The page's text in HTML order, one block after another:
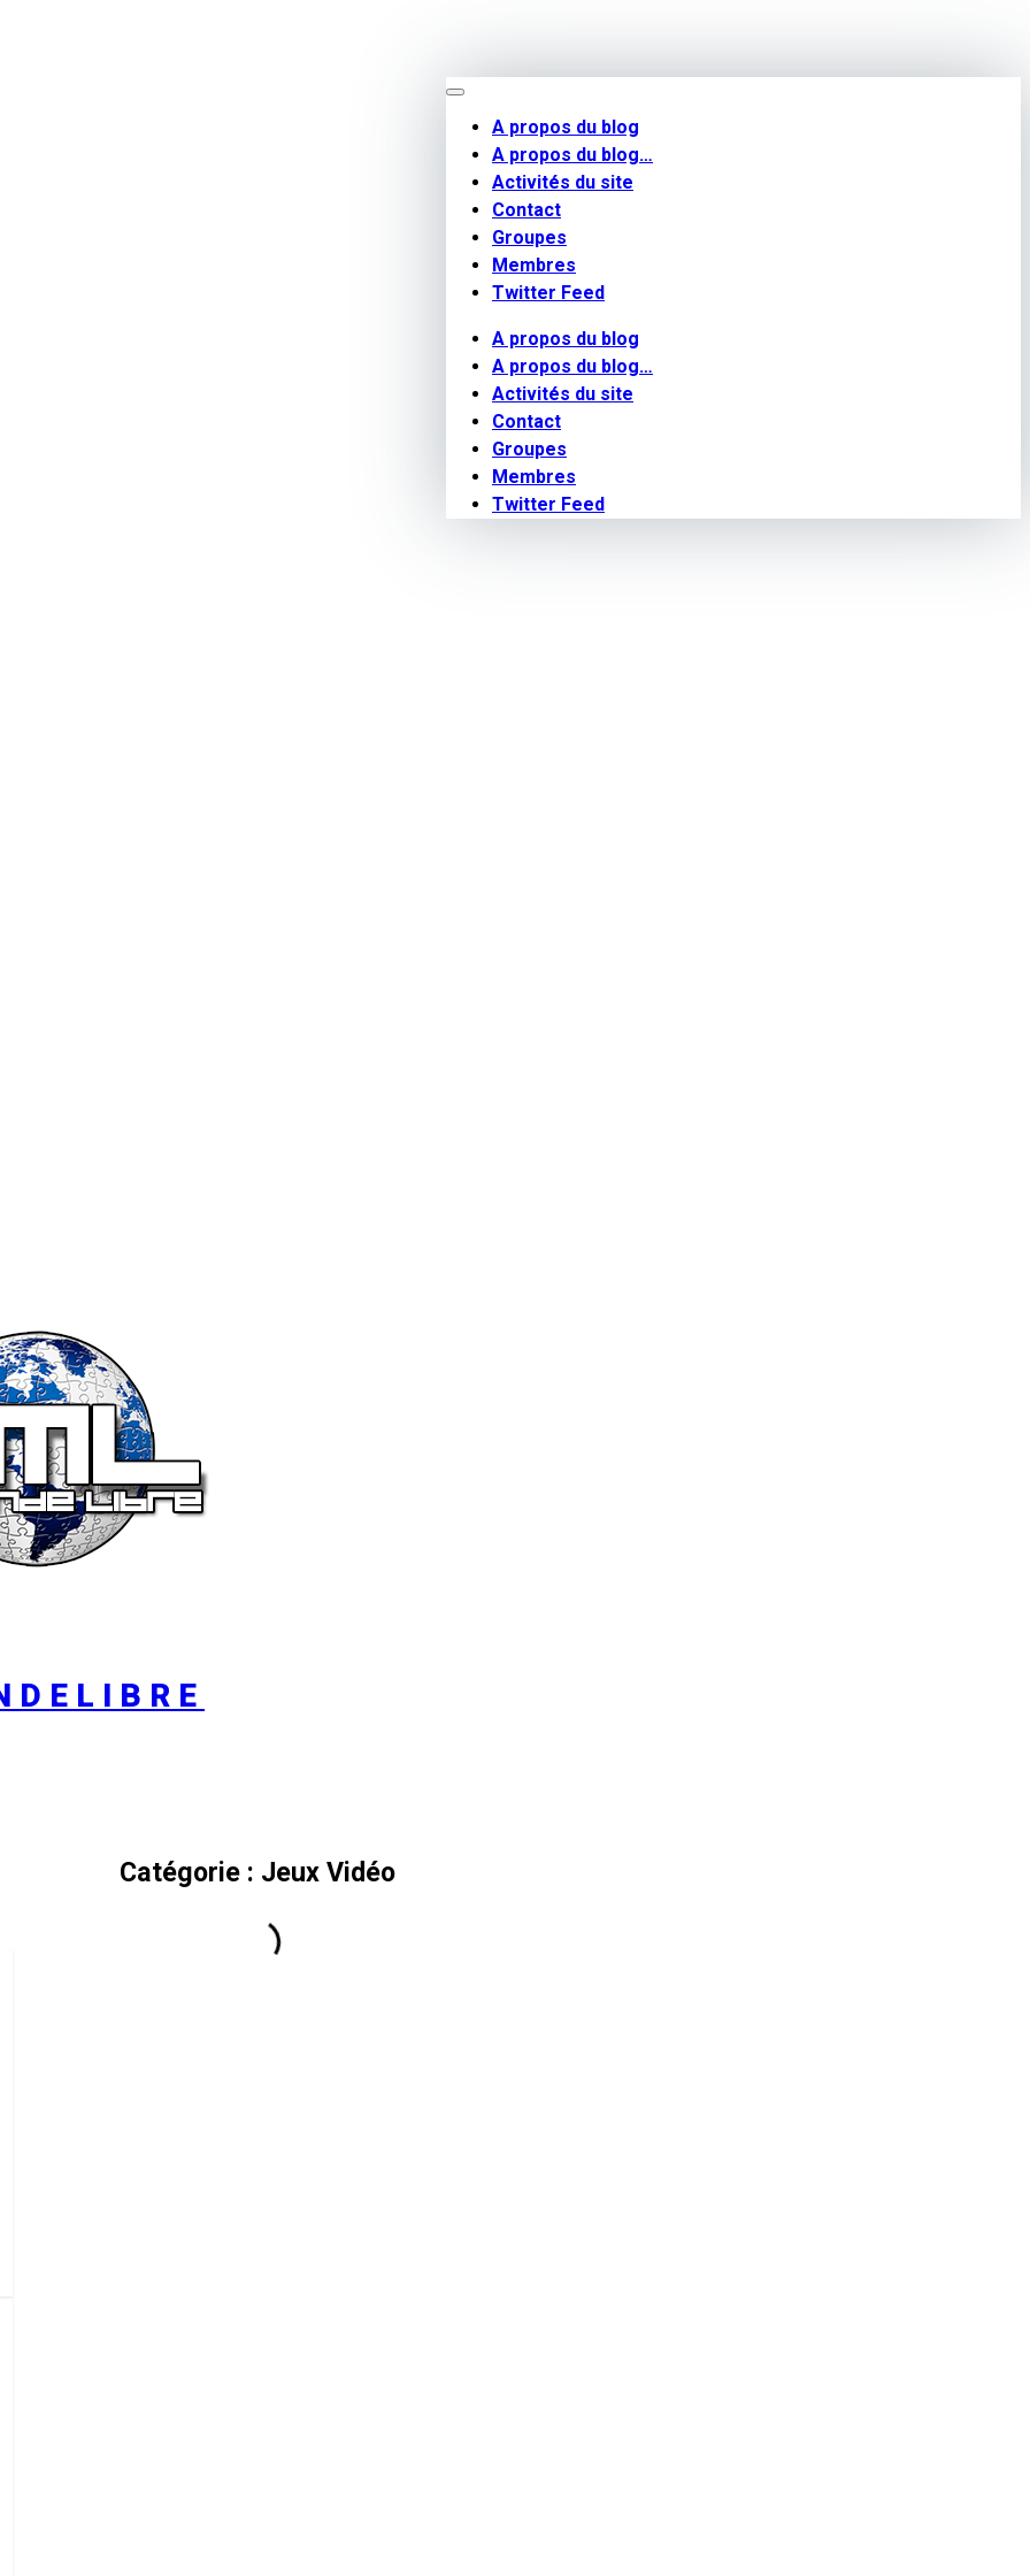
A propos du blog
A propos du blog…
Activités du site
Contact
Groupes
Membres
Twitter Feed
A propos du blog
A propos du blog…
Activités du site
Contact
Groupes
Membres
Twitter Feed
Catégorie : Jeux Vidéo